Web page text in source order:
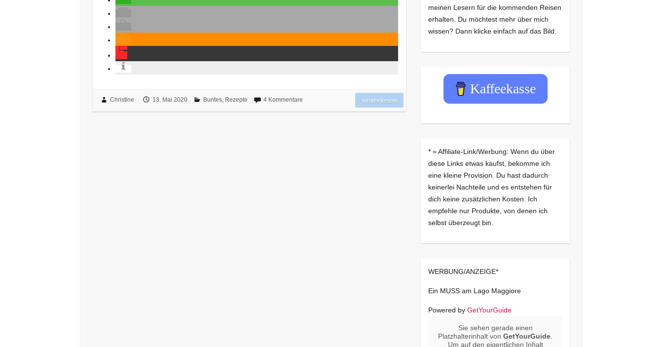
Christine 13. Mai 2020 Buntes, Rezepte 4 Kommentare weiterlesen
meinen Lesern für die kommenden Reisen
erhalten. Du möchtest mehr über mich
wissen? Dann klicke einfach auf das Bild.
Kaffeekasse
* = Affiliate-Link/Werbung: Wenn du über
diese Links etwas kaufst, bekomme ich
eine kleine Provision. Du hast dadurch
keinerlei Nachteile und es entstehen für
dich keine zusätzlichen Kosten. Ich
empfehle nur Produkte, von denen ich
selbst überzeugt bin.
WERBUNG/ANZEIGE*
Ein MUSS am Lago Maggiore
Powered by GetYourGuide
Sie sehen gerade einen
Platzhalterinhalt vonGetYourGuide
Um auf den eigentlichen Inhalt